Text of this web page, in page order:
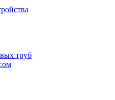
труб